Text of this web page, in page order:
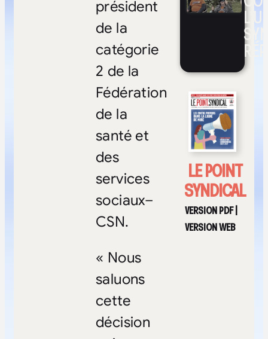
LE POINT
SYNDICAL
VERSION PDF|
VERSION WEB
président
de la
catégorie
2 de la
Fédération
de la
santé et
des
services
sociaux–
CSN.
« Nous
saluons
cette
décision